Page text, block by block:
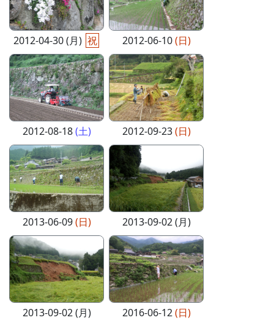
2012-04-30 (月) 祝 2012-06-10(日)
2012-08-18(土) 2012-09-23(日)
2013-06-09(日) 2013-09-02 (月)
2013-09-02 (月) 2016-06-12(日)